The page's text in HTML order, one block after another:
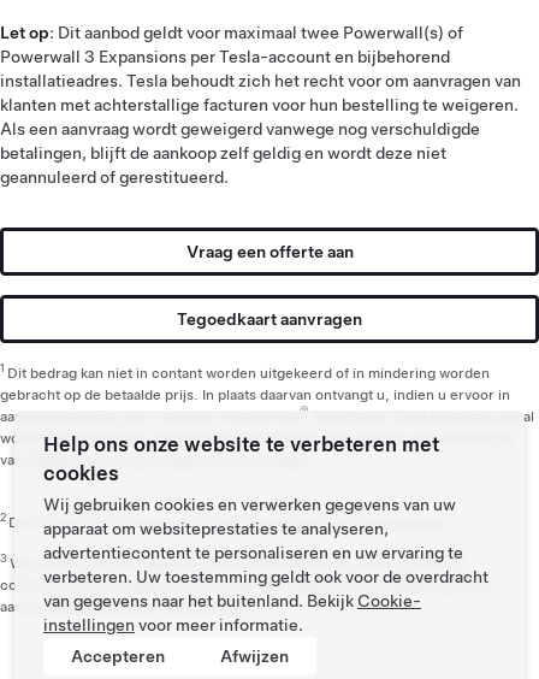
Let op: Dit aanbod geldt voor maximaal twee Powerwall(s) of
Powerwall 3 Expansions per Tesla-account en bijbehorend
installatieadres. Tesla behoudt zich het recht voor om aanvragen van
klanten met achterstallige facturen voor hun bestelling te weigeren.
Als een aanvraag wordt geweigerd vanwege nog verschuldigde
betalingen, blijft de aankoop zelf geldig en wordt deze niet
geannuleerd of gerestitueerd.
Vraag een offerte aan
Tegoedkaart aanvragen
1 Dit bedrag kan niet in contant worden uitgekeerd of in mindering worden
gebracht op de betaalde prijs. In plaats daarvan ontvangt u, indien u ervoor in
aanmerking komt, per e-mail een Virtual Visa
®
Creditcard. Deze kaart kan overal
worden gebruikt waar Visa wordt geaccepteerd, conform de voorwaarden die
van toepassing zijn op het gebruik van de kaart.
2 De Virtual Visa Creditcard is niet inwisselbaar voor contant geld.
3 Wij raden u aan de regels die van toepassing zijn op andere acties te
controleren om er zeker van te zijn dat deze geen invloed hebben op het in
aanmerking komen voor deze korting.
Help ons onze website te verbeteren met
cookies
Wij gebruiken cookies en verwerken gegevens van uw
apparaat om websiteprestaties te analyseren,
advertentiecontent te personaliseren en uw ervaring te
verbeteren. Uw toestemming geldt ook voor de overdracht
van gegevens naar het buitenland. Bekijk Cookie-
instellingen voor meer informatie.
Accepteren
Afwijzen